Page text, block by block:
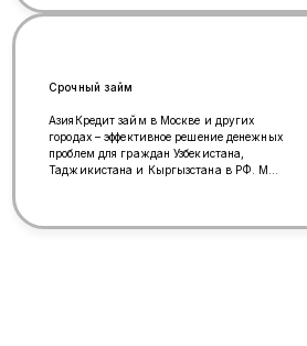
Срочный займ
АзияКредит займ в Москве и других
городах – эффективное решение денежных
проблем для граждан Узбекистана,
Таджикистана и Кыргызстана в РФ. Мы